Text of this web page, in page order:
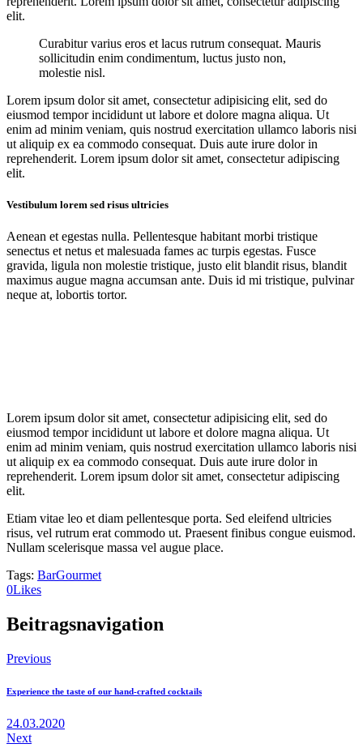
elit.
Curabitur varius eros et lacus rutrum consequat. Mauris
sollicitudin enim condimentum, luctus justo non,
molestie nisl.
Lorem ipsum dolor sit amet, consectetur adipisicing elit, sed do
eiusmod tempor incididunt ut labore et dolore magna aliqua. Ut
enim ad minim veniam, quis nostrud exercitation ullamco laboris nisi
ut aliquip ex ea commodo consequat. Duis aute irure dolor in
reprehenderit. Lorem ipsum dolor sit amet, consectetur adipiscing
elit.
Vestibulum lorem sed risus ultricies
Aenean et egestas nulla. Pellentesque habitant morbi tristique
senectus et netus et malesuada fames ac turpis egestas. Fusce
gravida, ligula non molestie tristique, justo elit blandit risus, blandit
maximus augue magna accumsan ante. Duis id mi tristique, pulvinar
neque at, lobortis tortor.
Lorem ipsum dolor sit amet, consectetur adipisicing elit, sed do
eiusmod tempor incididunt ut labore et dolore magna aliqua. Ut
enim ad minim veniam, quis nostrud exercitation ullamco laboris nisi
ut aliquip ex ea commodo consequat. Duis aute irure dolor in
reprehenderit. Lorem ipsum dolor sit amet, consectetur adipiscing
elit.
Etiam vitae leo et diam pellentesque porta. Sed eleifend ultricies
risus, vel rutrum erat commodo ut. Praesent finibus congue euismod.
Nullam scelerisque massa vel augue place.
Tags: BarGourmet
0Likes
Beitragsnavigation
Previous
Experience the taste of our hand-crafted cocktails
24.03.2020
Next